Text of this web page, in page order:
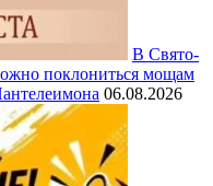
В Свято-
поклониться мощам
06.08.2026